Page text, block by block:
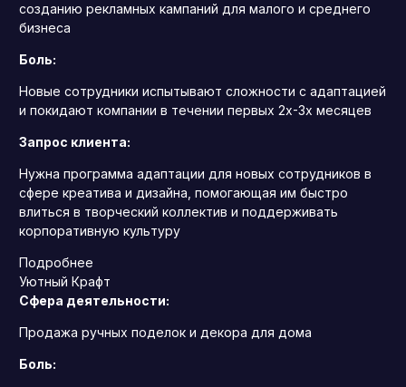
созданию рекламных кампаний для малого и среднего
бизнеса
Боль:
Новые сотрудники испытывают сложности с адаптацией
и покидают компании в течении первых 2х-3х месяцев
Запрос клиента:
Нужна программа адаптации для новых сотрудников в
сфере креатива и дизайна, помогающая им быстро
влиться в творческий коллектив и поддерживать
корпоративную культуру
Подробнее
Уютный Крафт
Сфера деятельности:
Продажа ручных поделок и декора для дома
Боль: